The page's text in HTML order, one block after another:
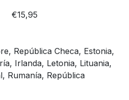
​€15,95
República Checa, Estonia,
Irlanda, Letonia, Lituania,
Rumanía, República